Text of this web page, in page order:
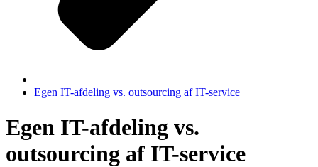
Egen IT-afdeling vs. outsourcing af IT-service
Egen IT-afdeling vs.
outsourcing af IT-service